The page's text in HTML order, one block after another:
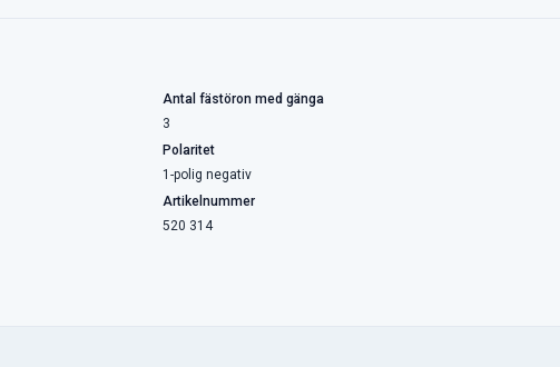
Antal fästöron med gänga
3
Polaritet
1-polig negativ
Artikelnummer
520 314